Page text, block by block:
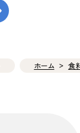
ホーム 食